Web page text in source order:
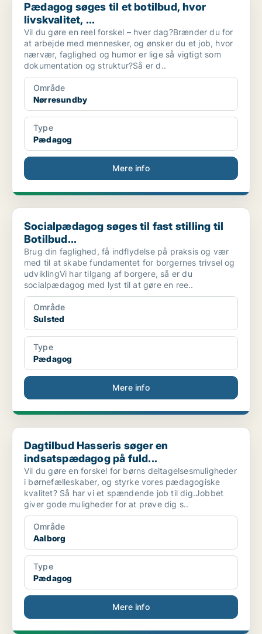
Pædagog søges til et botilbud, hvor
livskvalitet, ...
Vil du gøre en reel forskel – hver dag?Brænder du for
at arbejde med mennesker, og ønsker du et job, hvor
nærvær, faglighed og humor er lige så vigtigt som
dokumentation og struktur?Så er d..
Område
Nørresundby
Type
Pædagog
Mere info
Socialpædagog søges til fast stilling til Botilbud...
Socialpædagog søges til fast stilling til
Botilbud...
Brug din faglighed, få indflydelse på praksis og vær
med til at skabe fundamentet for borgernes trivsel og
udviklingVi har tilgang af borgere, så er du
socialpædagog med lyst til at gøre en ree..
Område
Sulsted
Type
Pædagog
Mere info
Dagtilbud Hasseris søger en indsatspædagog på fuld...
Dagtilbud Hasseris søger en
indsatspædagog på fuld...
Vil du gøre en forskel for børns deltagelsesmuligheder
i børnefælleskaber, og styrke vores pædagogiske
kvalitet? Så har vi et spændende job til dig.Jobbet
giver gode muligheder for at prøve dig s..
Område
Aalborg
Type
Pædagog
Mere info